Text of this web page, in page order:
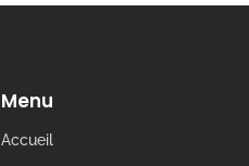
Menu
Accueil